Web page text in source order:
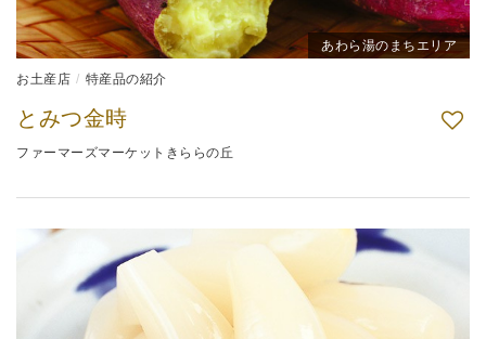
あわら湯のまちエリア
お土産店 特産品の紹介
とみつ金時
ファーマーズマーケットきららの丘